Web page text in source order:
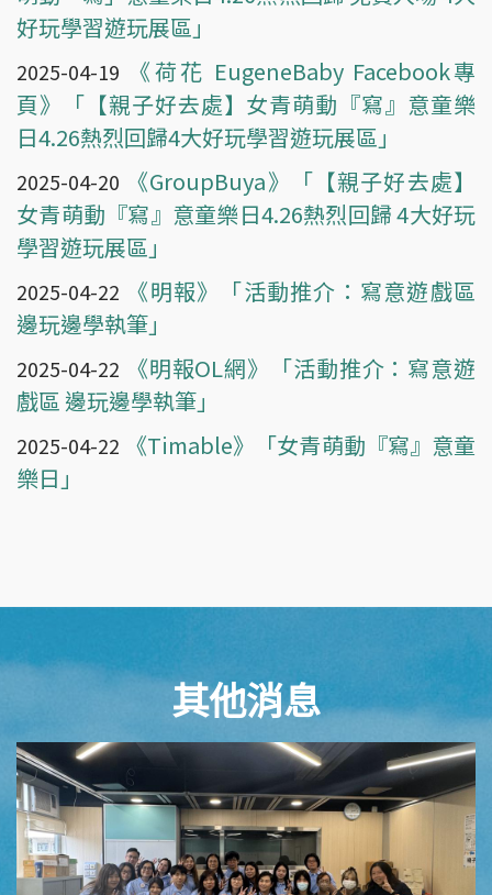
好玩學習遊玩展區」
2025-04-19
《荷花 EugeneBaby Facebook專
頁》「【親子好去處】女青萌動『寫』意童樂
日4.26熱烈回歸4大好玩學習遊玩展區」
2025-04-20
《GroupBuya》「【親子好去處】
女青萌動『寫』意童樂日4.26熱烈回歸 4大好玩
學習遊玩展區」
2025-04-22
《明報》「活動推介：寫意遊戲區
邊玩邊學執筆」
2025-04-22
《明報OL網》「活動推介：寫意遊
戲區 邊玩邊學執筆」
2025-04-22
《Timable》「女青萌動『寫』意童
樂日」
其他消息